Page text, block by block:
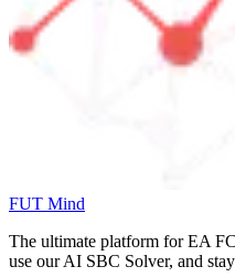
FUT Mind
The ultimate platform for EA FC
use our AI SBC Solver, and